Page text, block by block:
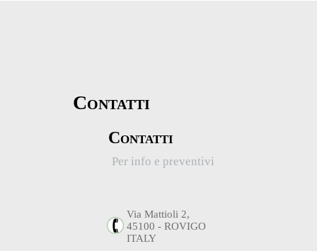
Contatti
Contatti
Per info e preventivi
Via Mattioli 2,
45100 - ROVIGO
ITALY